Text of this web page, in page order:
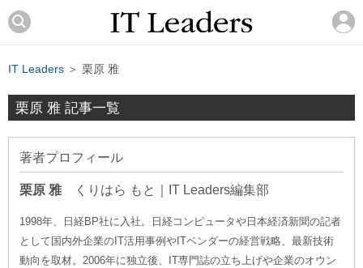
IT Leaders ＞ 栗原 雅
栗原 雅 記事一覧
著者プロフィール
栗原 雅くりはら もと IT Leaders編集部
1998年、日経BP社に入社。日経コンピュータや日本経済新聞の記者
として国内外企業のIT活用事例やITベンダーの経営戦略、最新技術
動向を取材。2006年に独立後、IT専門誌の立ち上げや企業のオウン